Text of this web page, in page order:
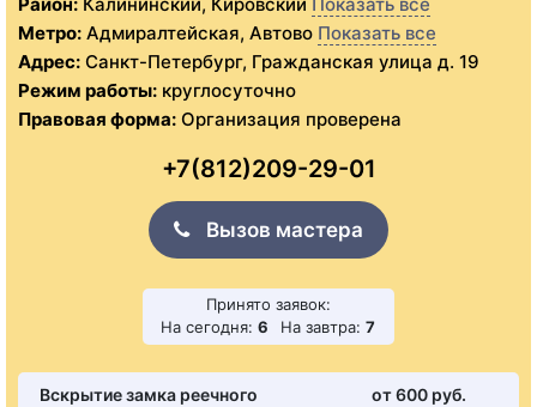
Район: Калининский, Кировский
Показать все
Метро: Адмиралтейская, Автово Показать все
Адрес: Санкт-Петербург, Гражданская улица д. 19
Режим работы: круглосуточно
Правовая форма: Организация проверена
+7(812)209-29-01
Вызов мастера
Принято заявок:
На сегодня: 6 На завтра: 7
Вскрытие замка реечного от 600 pуб.